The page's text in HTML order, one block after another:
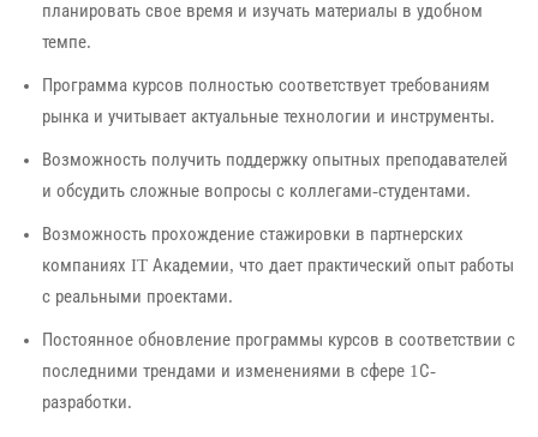
планировать свое время и изучать материалы в удобном
темпе.
Программа курсов полностью соответствует требованиям
рынка и учитывает актуальные технологии и инструменты.
Возможность получить поддержку опытных преподавателей
и обсудить сложные вопросы с коллегами-студентами.
Возможность прохождение стажировки в партнерских
компаниях IT Академии, что дает практический опыт работы
с реальными проектами.
Постоянное обновление программы курсов в соответствии с
последними трендами и изменениями в сфере 1С-
разработки.